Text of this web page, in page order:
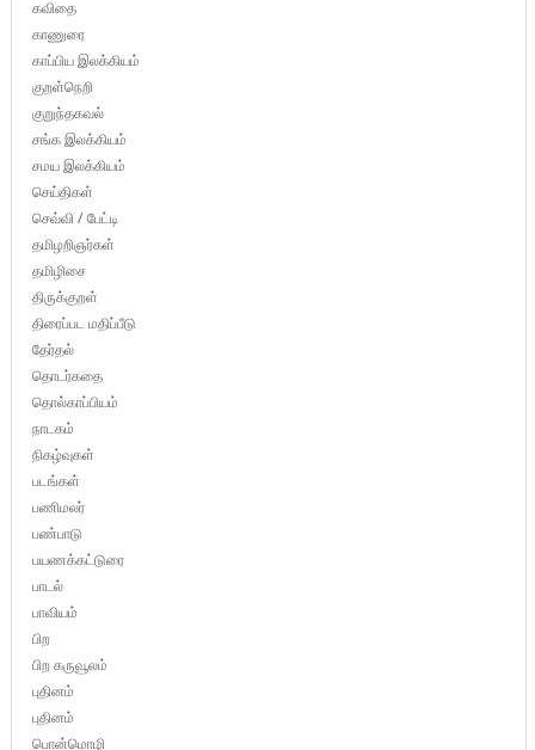
கவிதை
காணுரை
காப்பிய இலக்கியம்
குறள்நெறி
குறுந்தகவல்
சங்க இலக்கியம்
சமய இலக்கியம்
செய்திகள்
செவ்வி / பேட்டி
தமிழறிஞர்கள்
தமிழிசை
திருக்குறள்
திரைப்பட மதிப்பீடு
தேர்தல்
தொடர்கதை
தொல்காப்பியம்
நாடகம்
நிகழ்வுகள்
படங்கள்
பணிமலர்
பண்பாடு
பயணக்கட்டுரை
பாடல்
பாவியம்
பிற
பிற கருவூலம்
புதினம்
புதினம்
பொன்மொழி